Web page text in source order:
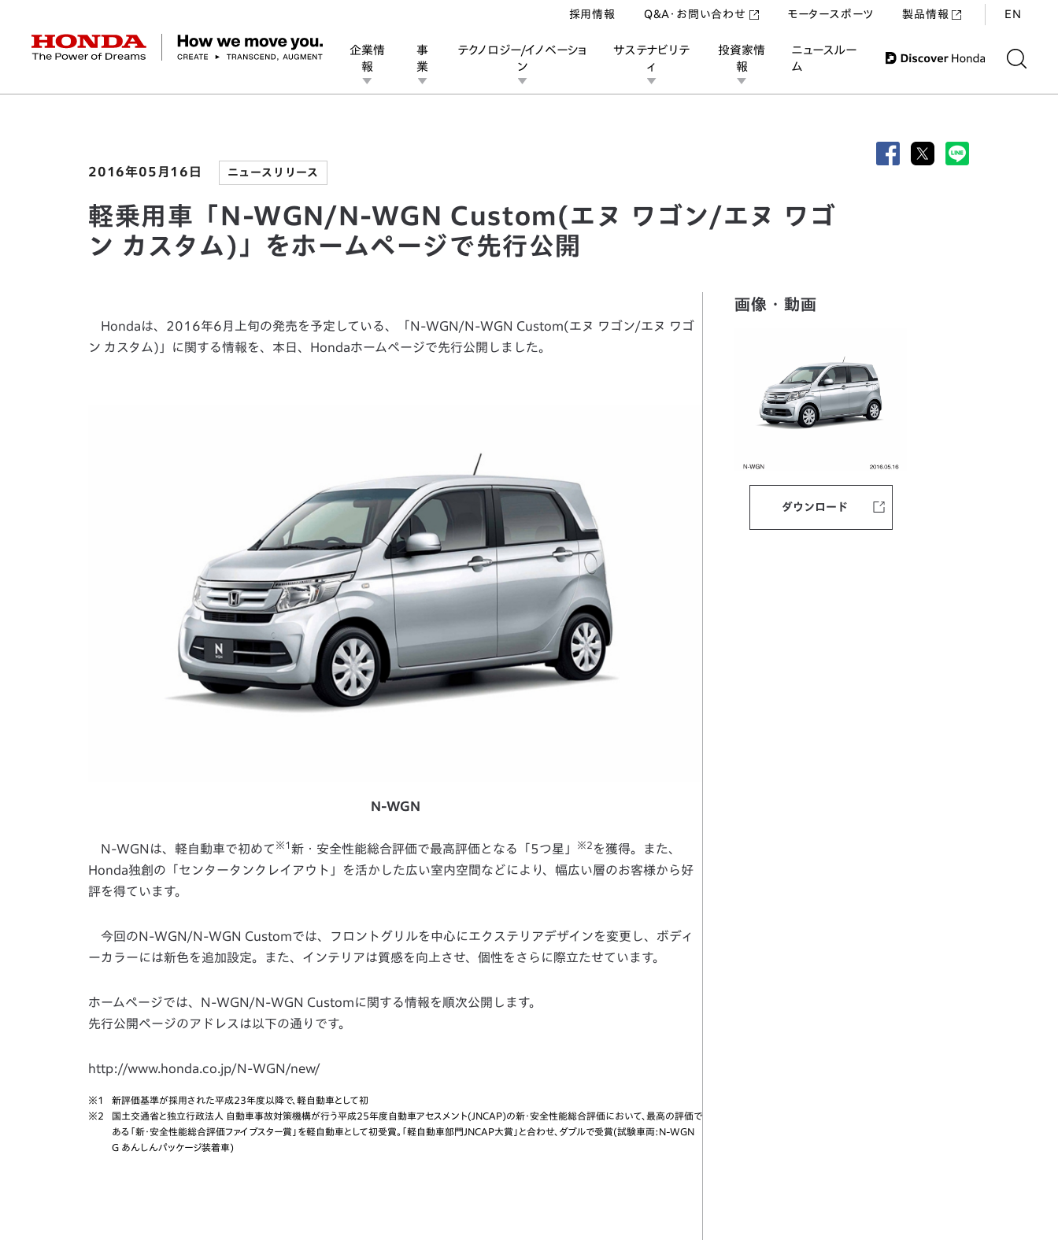
HONDA The Power of Dreams
企業情
報
社長メッセージ 経営方針 会社概要 ヒストリー
事
業
バイク パワープロダクツ マリン その他事業
テクノロジー/イノベーショ
ン
テクノロジー デザイン オープンイノベーション
サステナビリテ
ィ
ESGレポート Honda Report 環境 社会 ガバナンス
投資家情
報
IR資料室 財務・業績情報 株式・債券情報
ニュースルー
ム
ニュースルーム
Discover Honda
採用情報 Q&A・お問い合わせ モータースポーツ 製品情報 EN
軽乗用車「N-WGN/N-WGN Custom(エヌ ワゴン/エヌ ワゴン カスタム)」をホームページで先行公開
2016年05月16日 ニュースリリース
軽乗用車「N-WGN/N-WGN Custom(エヌ ワゴン/エヌ ワゴ
ン カスタム)」をホームページで先行公開
Hondaは、2016年6月上旬の発売を予定している、「N-WGN/N-WGN Custom(エヌ ワゴン/エヌ ワゴ
ン カスタム)」に関する情報を、本日、Hondaホームページで先行公開しました。
N-WGN
N-WGNは、軽自動車で初めて ※1 新・安全性能総合評価で最高評価となる「5つ星」 ※2 を獲得。また、
Honda独創の「センタータンクレイアウト」を活かした広い室内空間などにより、幅広い層のお客様から好
評を得ています。
今回のN-WGN/N-WGN Customでは、フロントグリルを中心にエクステリアデザインを変更し、ボディ
ーカラーには新色を追加設定。また、インテリアは質感を向上させ、個性をさらに際立たせています。
ホームページでは、N-WGN/N-WGN Customに関する情報を順次公開します。
先行公開ページのアドレスは以下の通りです。
http://www.honda.co.jp/N-WGN/new/
※1
新評価基準が採用された平成23年度以降で、軽自動車として初
※2
国土交通省と独立行政法人 自動車事故対策機構が行う平成25年度自動車アセスメント(JNCAP)の新・安全性能総合評価において、最高の評価で
ある「新・安全性能総合評価ファイブスター賞」を軽自動車として初受賞。「軽自動車部門JNCAP大賞」と合わせ、ダブルで受賞(試験車両:N-WGN
G あんしんパッケージ装着車)
画像・動画
ダウンロード